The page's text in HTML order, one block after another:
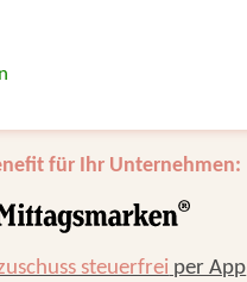
für Ihr Unternehmen:
steuerfrei per App